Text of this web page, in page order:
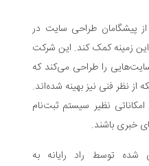
طراحی سایت در
زمینه کمک کند. این شرکت
را طراحی می‌کند که
نظر فنی نیز بهینه شده‌اند.
نظیر سیستم ثبت‌نام
باشند.
توسط راد رایانه به